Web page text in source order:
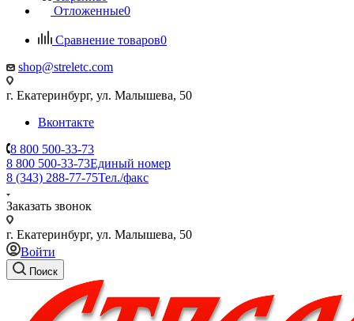
Отложенные0
Сравнение товаров0
shop@streletc.com
г. Екатеринбург, ул. Малышева, 50
Вконтакте
8 800 500-33-73
8 800 500-33-73Единый номер
8 (343) 288-77-75Тел./факс
Заказать звонок
г. Екатеринбург, ул. Малышева, 50
Войти
Поиск